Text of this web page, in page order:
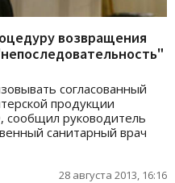
возвращения
согласованный
продукции
сообщил руководитель
санитарный врач
28 августа 2013, 16:16